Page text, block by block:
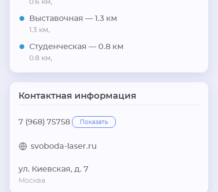
0.6 км,
Выставочная — 1.3 км
1.3 км,
Студенческая — 0.8 км
0.8 км,
Контактная информация
7 (968) 75758 Показать
svoboda-laser.ru
ул. Киевская, д. 7
Москва